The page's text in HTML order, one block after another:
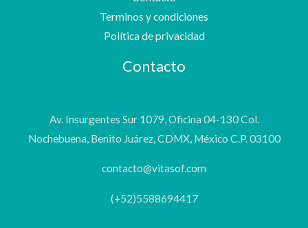
Terminos y condiciones
Política de privacidad
Contacto
Av. Insurgentes Sur 1079, Oficina 04-130 Col.
Nochebuena, Benito Juárez, CDMX, México C.P. 03100
contacto@vitasof.com
(+52)5588694417